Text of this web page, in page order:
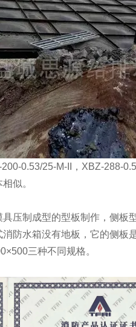
0.53/25-M-II，XBZ-288-
似。
压制成型的型板制作，侧板
防水箱没有地板，它的侧板
三种不同规格。